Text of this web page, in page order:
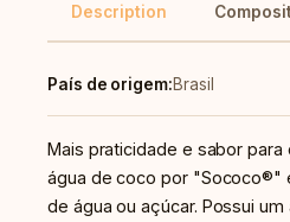
Description
País de origem:Brasil
Mais praticidade e sabor para
água de coco por "Sococo®"
de água ou açúcar. Possui